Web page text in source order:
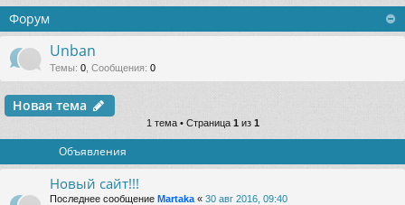
ац
ия
Форум
Unban
Темы: 0 Сообщения: 0
Новая тема
1 тема • Страница 1 из 1
Объявления
Новый сайт!!!
Последнее сообщение Martaka « 30 авг 2016, 09:40